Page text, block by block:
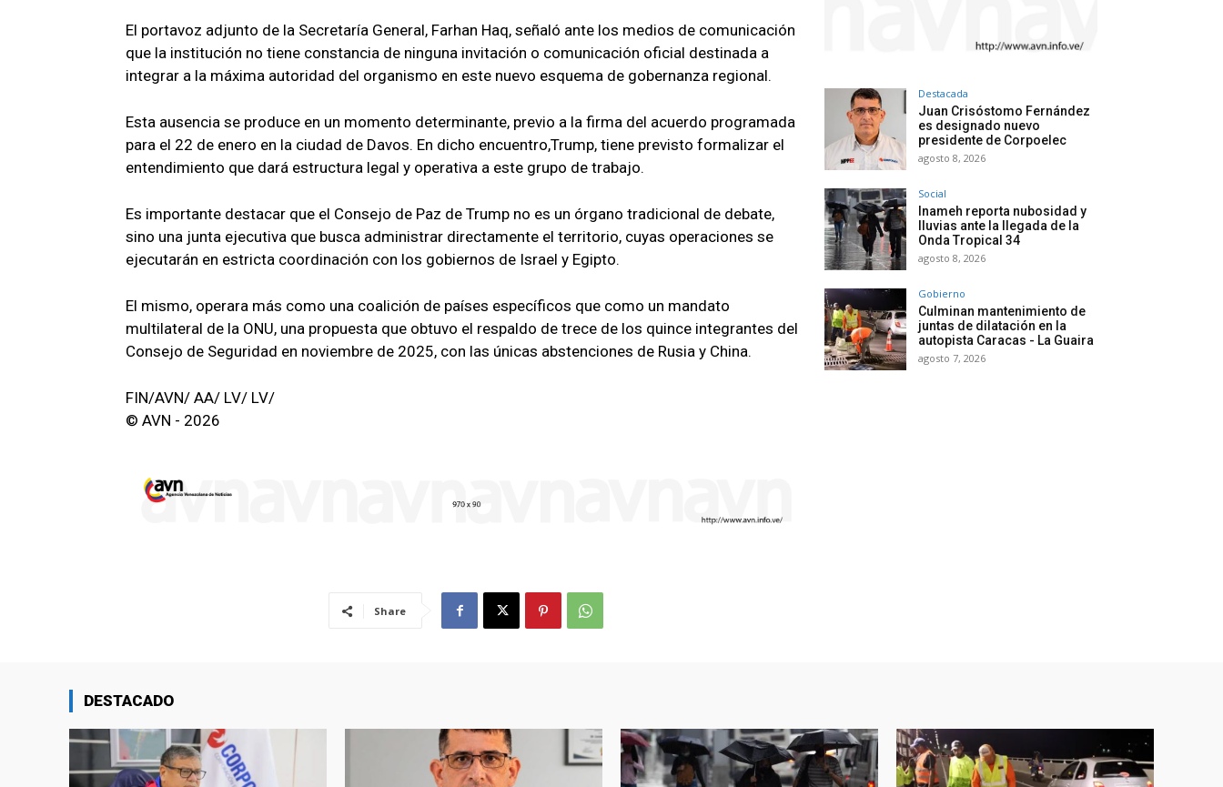
El portavoz adjunto de la Secretaría General, Farhan Haq, señaló ante los medios de comunicación
que la institución no tiene constancia de ninguna invitación o comunicación oficial destinada a
integrar a la máxima autoridad del organismo en este nuevo esquema de gobernanza regional.
Esta ausencia se produce en un momento determinante, previo a la firma del acuerdo programada
para el 22 de enero en la ciudad de Davos. En dicho encuentro,Trump, tiene previsto formalizar el
entendimiento que dará estructura legal y operativa a este grupo de trabajo.
Es importante destacar que el Consejo de Paz de Trump no es un órgano tradicional de debate,
sino una junta ejecutiva que busca administrar directamente el territorio, cuyas operaciones se
ejecutarán en estricta coordinación con los gobiernos de Israel y Egipto.
El mismo, operara más como una coalición de países específicos que como un mandato
multilateral de la ONU, una propuesta que obtuvo el respaldo de trece de los quince integrantes del
Consejo de Seguridad en noviembre de 2025, con las únicas abstenciones de Rusia y China.
FIN/AVN/ AA/ LV/ LV/
© AVN - 2026
Share
Destacada
Juan Crisóstomo Fernández
es designado nuevo
presidente de Corpoelec
agosto 8, 2026
Social
Inameh reporta nubosidad y
lluvias ante la llegada de la
Onda Tropical 34
agosto 8, 2026
Gobierno
Culminan mantenimiento de
juntas de dilatación en la
autopista Caracas - La Guaira
agosto 7, 2026
DESTACADO